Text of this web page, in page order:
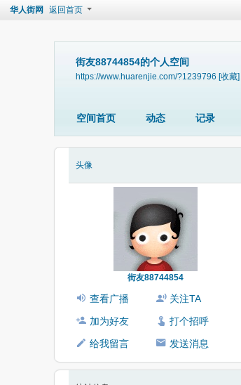
华人街网 返回首页
街友88744854的个人空间
https://www.huarenjie.com/?1239796 [收藏]
空间首页 动态 记录
头像
街友88744854
查看广播
关注TA
加为好友
打个招呼
给我留言
发送消息